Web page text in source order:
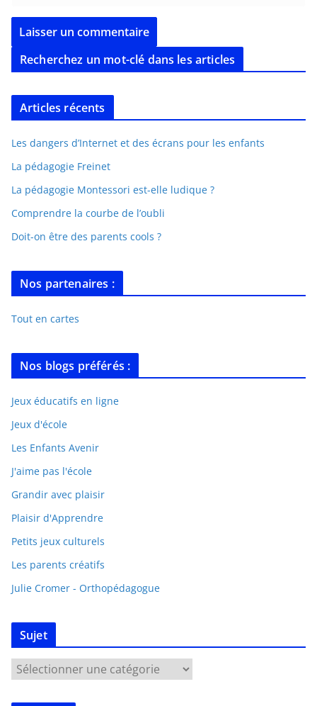
Recherchez un mot-clé dans les articles
Articles récents
Les dangers d’Internet et des écrans pour les enfants
La pédagogie Freinet
La pédagogie Montessori est-elle ludique ?
Comprendre la courbe de l’oubli
Doit-on être des parents cools ?
Nos partenaires :
Tout en cartes
Nos blogs préférés :
Jeux éducatifs en ligne
Jeux d'école
Les Enfants Avenir
J'aime pas l'école
Grandir avec plaisir
Plaisir d'Apprendre
Petits jeux culturels
Les parents créatifs
Julie Cromer - Orthopédagogue
Sujet